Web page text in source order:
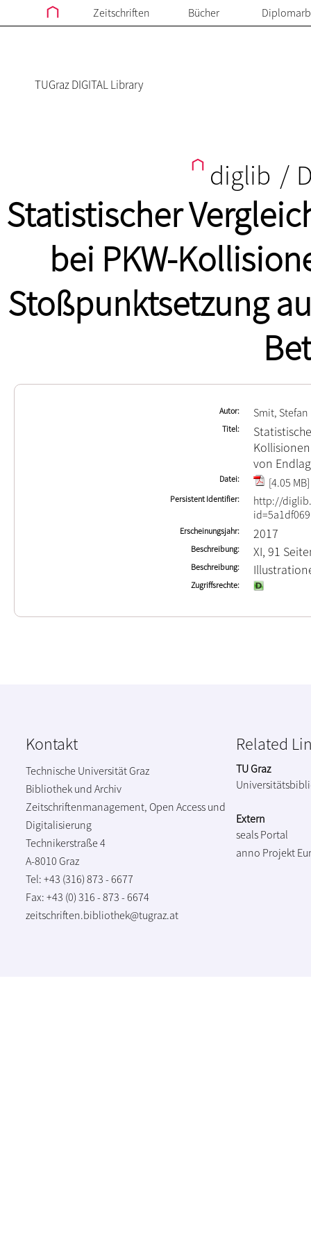
Zeitschriften Bücher
TUGraz DIGITAL Library
diglib /
Statistischer
bei PKW-
Stoßpunktsetzung
Autor Smit, Stefan
Titel
von
Datei [4.05 MB]
Persistent Identifier
http://
Erscheinungsjahr 2017
Beschreibung XI, 91
Beschreibung
Zugriffsrechte
Kontakt
Technische Universität Graz
Bibliothek und Archiv
Zeitschriftenmanagement, Open Access und
Digitalisierung
Technikerstraße 4
A-8010 Graz
Tel: +43 (316) 873 - 6677
Fax: +43 (0) 316 - 873 - 6674
zeitschriften.bibliothek@tugraz.at
Related
TU Graz
Extern
seals Portal
anno Projekt